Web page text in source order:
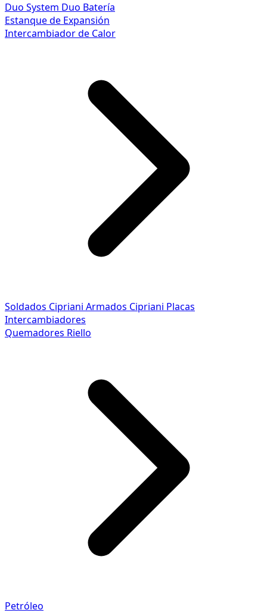
Duo System Duo Batería
Estanque de Expansión
Intercambiador de Calor
Soldados Cipriani Armados Cipriani Placas
Intercambiadores
Quemadores Riello
Petróleo